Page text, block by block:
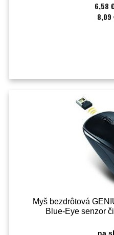
6,58
8,09
Myš bezdrôtová
Blue-Eye senzor
na